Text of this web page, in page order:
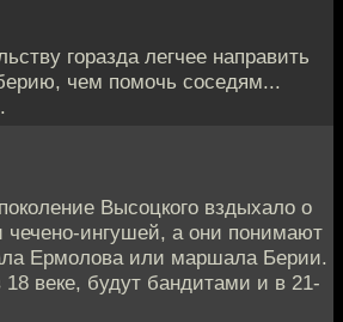
горазда легчее направить
чем помочь соседям...
Высоцкого вздыхало о
чечено-ингушей, а они понимают
Ермолова или маршала Берии.
веке, будут бандитами и в 21-